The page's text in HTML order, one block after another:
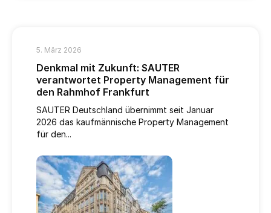
5. März 2026
Denkmal mit Zukunft: SAUTER
verantwortet Property Management für
den Rahmhof Frankfurt
SAUTER Deutschland übernimmt seit Januar
2026 das kaufmännische Property Management
für den...